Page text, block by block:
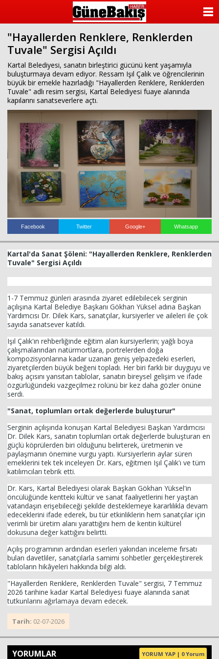
"Hayallerden Renklere, Renklerden
Tuvale" Sergisi Açıldı
Kartal Belediyesi, sanatın birleştirici gücünü kent yaşamıyla
buluşturmaya devam ediyor. Ressam Işıl Çalık ve öğrencilerinin
büyük bir emekle hazırladığı "Hayallerden Renklere, Renklerden
Tuvale" adlı resim sergisi, Kartal Belediyesi fuaye alanında
kapılarını sanatseverlere açtı.
Facebook Twitter Google+ Whatsapp
Kartal'da Sanat Şöleni: "Hayallerden Renklere, Renklerden
Tuvale" Sergisi Açıldı
1-7 Temmuz günleri arasında ziyaret edilebilecek serginin
açılışına Kartal Belediye Başkanı Gökhan Yüksel adına Başkan
Yardımcısı Dr. Dilek Kars, sanatçılar, kursiyerler ve aileleri ile çok
sayıda sanatsever katıldı.
Işıl Çalık'ın rehberliğinde eğitim alan kursiyerlerin; yağlı boya
çalışmalarından natürmortlara, portrelerden doğa
kompozisyonlarına kadar uzanan geniş yelpazedeki eserleri,
ziyaretçilerden büyük beğeni topladı. Her biri farklı bir duyguyu ve
bakış açısını yansıtan tablolar, sanatın bireysel gelişim ve ifade
özgürlüğündeki vazgeçilmez rolünü bir kez daha gözler önüne
serdi.
"Sanat, toplumları ortak değerlerde buluşturur"
Serginin açılışında konuşan Kartal Belediyesi Başkan Yardımcısı
Dr. Dilek Kars, sanatın toplumları ortak değerlerde buluşturan en
güçlü köprülerden biri olduğunu belirterek, üretmenin ve
paylaşmanın önemine vurgu yaptı. Kursiyerlerin aylar süren
emeklerini tek tek inceleyen Dr. Kars, eğitmen Işıl Çalık'ı ve tüm
katılımcıları tebrik etti.
Dr. Kars, Kartal Belediyesi olarak Başkan Gökhan Yüksel'in
öncülüğünde kentteki kültür ve sanat faaliyetlerini her yaştan
vatandaşın erişebileceği şekilde desteklemeye kararlılıkla devam
edeceklerini ifade ederek, bu tür etkinliklerin hem sanatçılar için
verimli bir üretim alanı yarattığını hem de kentin kültürel
dokusuna değer kattığını belirtti.
Açılış programının ardından eserleri yakından inceleme fırsatı
bulan davetliler, sanatçılarla samimi sohbetler gerçekleştirerek
tabloların hikâyeleri hakkında bilgi aldı.
"Hayallerden Renklere, Renklerden Tuvale" sergisi, 7 Temmuz
2026 tarihine kadar Kartal Belediyesi fuaye alanında sanat
tutkunlarını ağırlamaya devam edecek.
Tarih: 02-07-2026
YORUMLAR YORUM YAP | 0 Yorum
KATEGORİLER
ANKETLER
VİDEO GALERİ
KÜNYE
İLETİŞİM
Haberin Doğru Adresi.